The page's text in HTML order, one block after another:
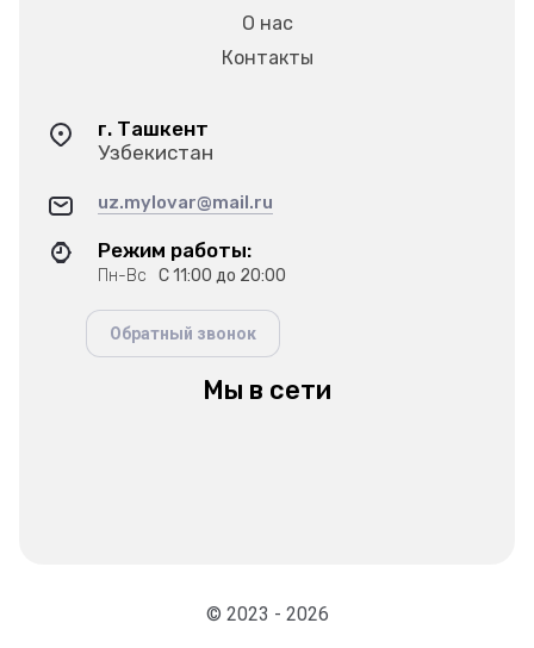
О нас
Контакты
г. Ташкент
Узбекистан
uz.mylovar@mail.ru
Режим работы:
Пн-Вс С 11:00 до 20:00
Обратный звонок
Мы в сети
© 2023 - 2026